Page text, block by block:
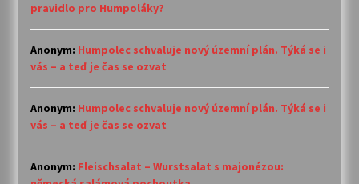
pravidlo pro Humpoláky?
Anonym: Humpolec schvaluje nový územní plán. Týká se i
vás – a teď je čas se ozvat
Anonym: Humpolec schvaluje nový územní plán. Týká se i
vás – a teď je čas se ozvat
Anonym: Fleischsalat – Wurstsalat s majonézou: